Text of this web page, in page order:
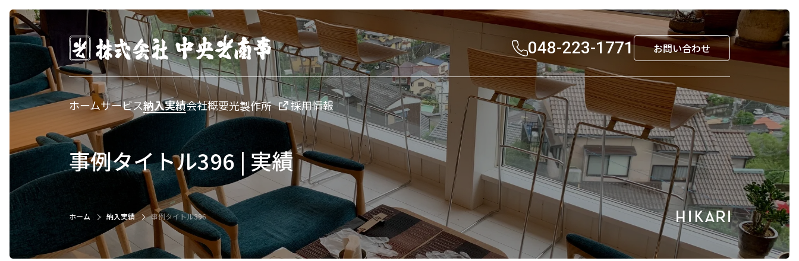
048-223-1771 お問い合わせ
ホームサービス納入実績会社概要光製作所 採用情報
事例タイトル396 | 実績
ホーム 納入実績 事例タイトル396